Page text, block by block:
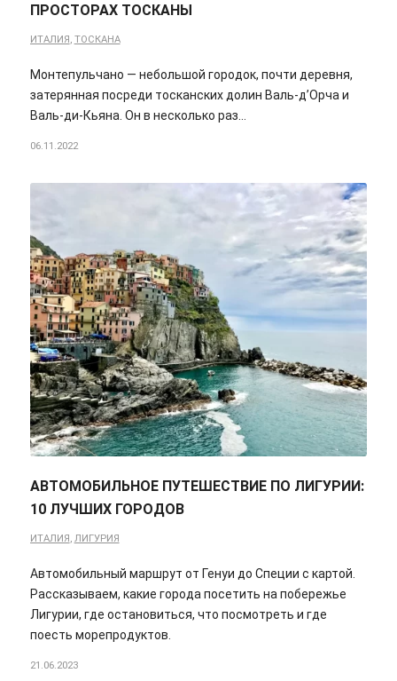
ПРОСТОРАХ ТОСКАНЫ
ИТАЛИЯ , ТОСКАНА
Монтепульчано — небольшой городок, почти деревня,
затерянная посреди тосканских долин Валь-д’Орча и
Валь-ди-Кьяна. Он в несколько раз…
06.11.2022
АВТОМОБИЛЬНОЕ ПУТЕШЕСТВИЕ ПО ЛИГУРИИ:
10 ЛУЧШИХ ГОРОДОВ
ИТАЛИЯ, ЛИГУРИЯ
Автомобильный маршрут от Генуи до Специи с картой.
Рассказываем, какие города посетить на побережье
Лигурии, где остановиться, что посмотреть и где
поесть морепродуктов.
21.06.2023